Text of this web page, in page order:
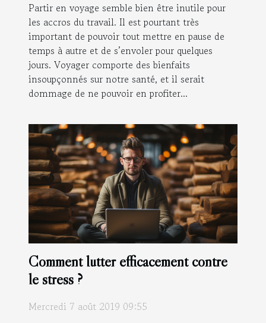
Partir en voyage semble bien être inutile pour
les accros du travail. Il est pourtant très
important de pouvoir tout mettre en pause de
temps à autre et de s’envoler pour quelques
jours. Voyager comporte des bienfaits
insoupçonnés sur notre santé, et il serait
dommage de ne pouvoir en profiter...
Comment lutter efficacement contre
le stress ?
Mercredi 7 août 2019 09:55